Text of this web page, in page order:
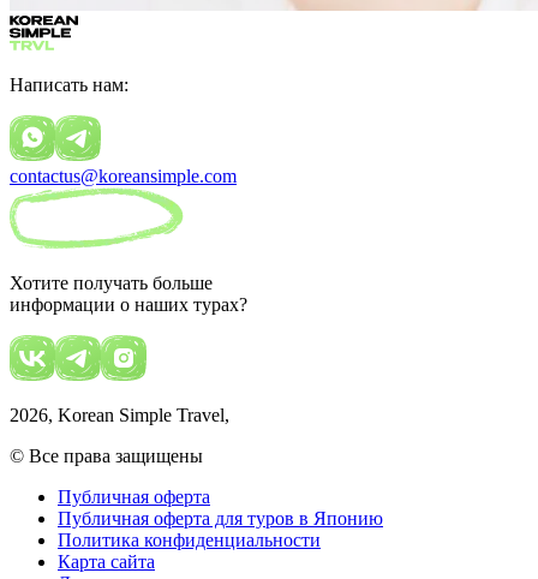
Написать нам:
contactus@koreansimple.com
Хотите получать больше
информации о наших турах?
2026, Korean Simple Travel,
© Все права защищены
Публичная оферта
Публичная оферта для туров в Японию
Политика конфиденциальности
Карта сайта